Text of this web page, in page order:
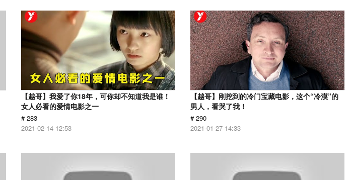
【越哥】我爱了你18年，可你却不知道我是谁！
女人必看的爱情电影之一
# 283
2021-02-14 12:53
【越哥】刚挖到的冷门宝藏电影，这个“冷漠”的
男人，看哭了我！
# 290
2021-01-27 14:33